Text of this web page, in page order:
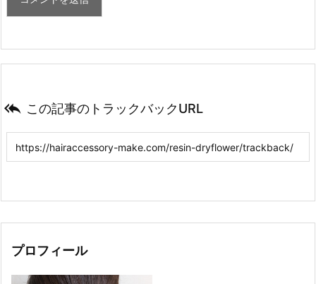
 この記事のトラックバックURL
プロフィール